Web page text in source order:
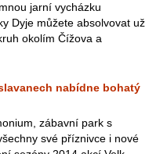
jarní vycházku
Dyje můžete absolvovat už
okolím Čížova a
nabídne bohatý
zábavní park s
své příznivce i nové